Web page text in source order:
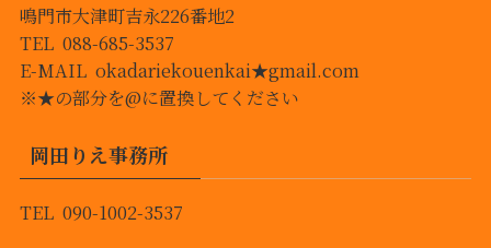
鳴門市大津町吉永226番地2
TEL 088-685-3537
E-MAIL okadariekouenkai★gmail.com
※★の部分を@に置換してください
岡田りえ事務所
TEL 090-1002-3537